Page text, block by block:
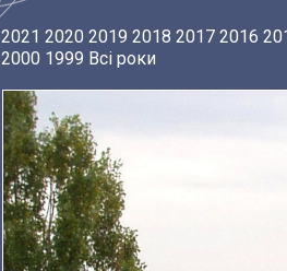
2021 2020 2019 2018 2017 2016
2000 1999 Всі роки